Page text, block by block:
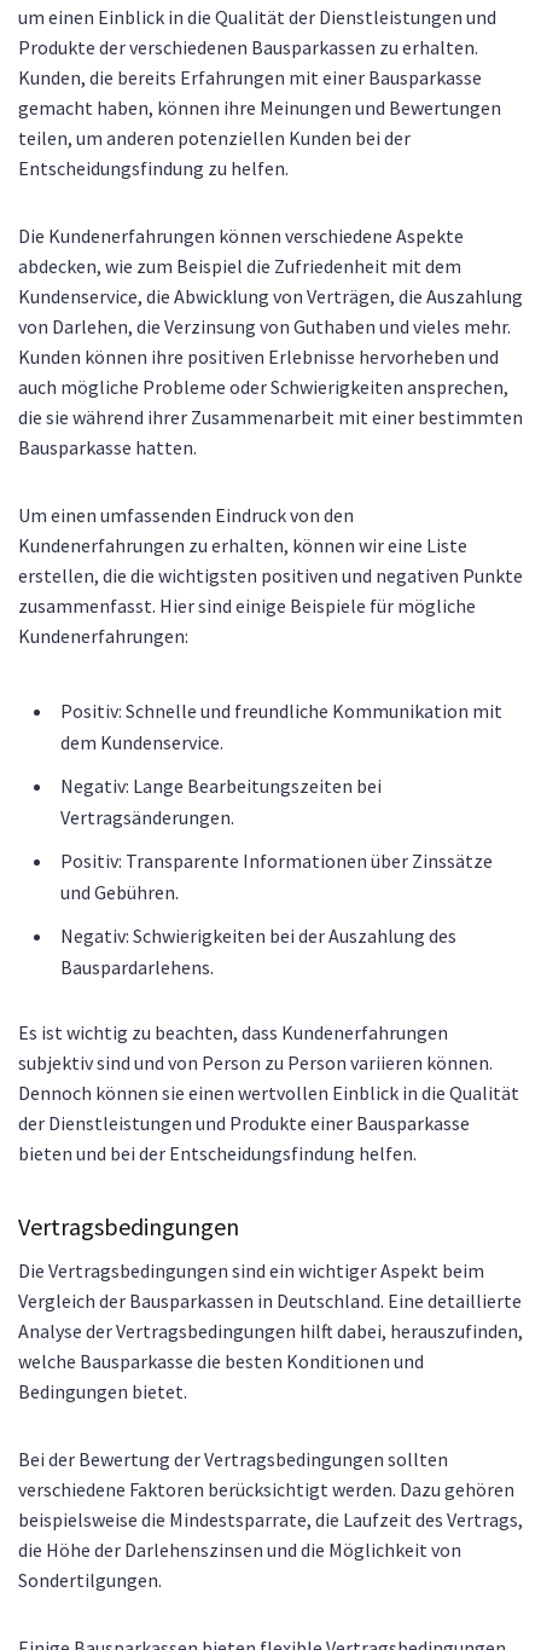
um einen Einblick in die Qualität der Dienstleistungen und
Produkte der verschiedenen Bausparkassen zu erhalten.
Kunden, die bereits Erfahrungen mit einer Bausparkasse
gemacht haben, können ihre Meinungen und Bewertungen
teilen, um anderen potenziellen Kunden bei der
Entscheidungsfindung zu helfen.
Die Kundenerfahrungen können verschiedene Aspekte
abdecken, wie zum Beispiel die Zufriedenheit mit dem
Kundenservice, die Abwicklung von Verträgen, die Auszahlung
von Darlehen, die Verzinsung von Guthaben und vieles mehr.
Kunden können ihre positiven Erlebnisse hervorheben und
auch mögliche Probleme oder Schwierigkeiten ansprechen,
die sie während ihrer Zusammenarbeit mit einer bestimmten
Bausparkasse hatten.
Um einen umfassenden Eindruck von den
Kundenerfahrungen zu erhalten, können wir eine Liste
erstellen, die die wichtigsten positiven und negativen Punkte
zusammenfasst. Hier sind einige Beispiele für mögliche
Kundenerfahrungen:
Positiv: Schnelle und freundliche Kommunikation mit
dem Kundenservice.
Negativ: Lange Bearbeitungszeiten bei
Vertragsänderungen.
Positiv: Transparente Informationen über Zinssätze
und Gebühren.
Negativ: Schwierigkeiten bei der Auszahlung des
Bauspardarlehens.
Es ist wichtig zu beachten, dass Kundenerfahrungen
subjektiv sind und von Person zu Person variieren können.
Dennoch können sie einen wertvollen Einblick in die Qualität
der Dienstleistungen und Produkte einer Bausparkasse
bieten und bei der Entscheidungsfindung helfen.
Vertragsbedingungen
Die Vertragsbedingungen sind ein wichtiger Aspekt beim
Vergleich der Bausparkassen in Deutschland. Eine detaillierte
Analyse der Vertragsbedingungen hilft dabei, herauszufinden,
welche Bausparkasse die besten Konditionen und
Bedingungen bietet.
Bei der Bewertung der Vertragsbedingungen sollten
verschiedene Faktoren berücksichtigt werden. Dazu gehören
beispielsweise die Mindestsparrate, die Laufzeit des Vertrags,
die Höhe der Darlehenszinsen und die Möglichkeit von
Sondertilgungen.